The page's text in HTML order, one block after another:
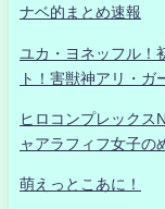
ナベ的まとめ速報
ユカ・ヨネッフル！
ト！害獣神アリ・ガ
ヒロコンプレックス
ャアラフィフ女子の
萌えっとこあに！